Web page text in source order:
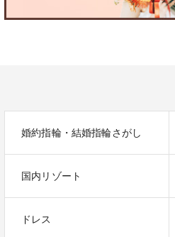
婚約指輪・結婚指輪さがし
国内リゾート
ドレス